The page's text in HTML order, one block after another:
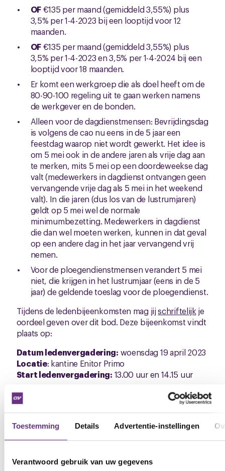
Toestemming Details Advertentie-instellingen
Verantwoord gebruik van uw gegevens
OF€135 per maand (gemiddeld 3,55%) plus
3,5% per 1-4-2023 bij een looptijd voor 12
maanden.
OF€135 per maand (gemiddeld 3,55%) plus
3,5% per 1-4-2023 en 3,5% per 1-4-2024 bij een
looptijd voor 18 maanden.
Er komt een werkgroep die als doel heeft om de
80-90-100 regeling uit te gaan werken namens
de werkgever en de bonden.
Alleen voor de dagdienstmensen: Bevrijdingsdag
is volgens de cao nu eens in de 5 jaar een
feestdag waarop niet wordt gewerkt. Het idee is
om 5 mei ook in de andere jaren als vrije dag aan
te merken, mits 5 mei op een doordeweekse dag
valt (medewerkers in dagdienst ontvangen geen
vervangende vrije dag als 5 mei in het weekend
valt). In die jaren (dus los van de lustrumjaren)
geldt op 5 mei wel de normale
minimumbezetting. Medewerkers in dagdienst
die dan wel moeten werken, kunnen in dat geval
op een andere dag in het jaar vervangend vrij
nemen.
Voor de ploegendienstmensen verandert 5 mei
niet, die krijgen in het lustrumjaar (eens in de 5
jaar) de geldende toeslag voor de ploegendienst.
Tijdens de ledenbijeenkomsten mag jijschriftelijk je
oordeel geven over dit bod. Deze bijeenkomst vindt
plaats op:
Datum ledenvergadering: woensdag 19 april 2023
Locatie: kantine Enitor Primo
Start ledenvergadering: 13.00 uur en 14.15 uur
Cao-pagina
alle fases meepraten, reageren (ook op anderen) en
je vraag stellen:
Cao Enitor Primo | CNV Vakmensen